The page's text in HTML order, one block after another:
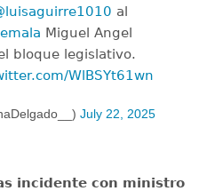
al
Miguel Angel
bloque legislativo.
WlBSYt61wn
July 22, 2025
incidente con ministro